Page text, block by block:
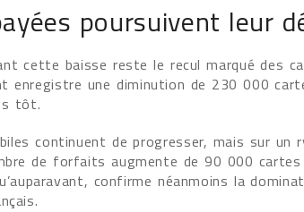
poursuivent leur
cette baisse reste le recul marqué des
enregistre une diminution de 230 000
tôt.
continuent de progresser, mais sur
de forfaits augmente de 90 000
confirme néanmoins la